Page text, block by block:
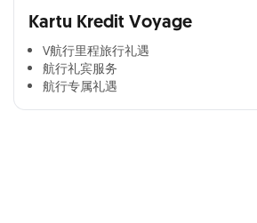
Kartu Kredit Voyage
V航行里程旅行礼遇
航行礼宾服务
航行专属礼遇
Cross Selling Banner